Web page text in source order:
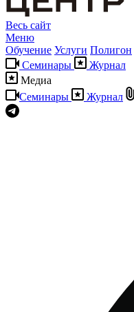
Весь сайт
Меню
Обучение Услуги Полигон
Семинары
Журнал
Медиа
Семинары
Журнал